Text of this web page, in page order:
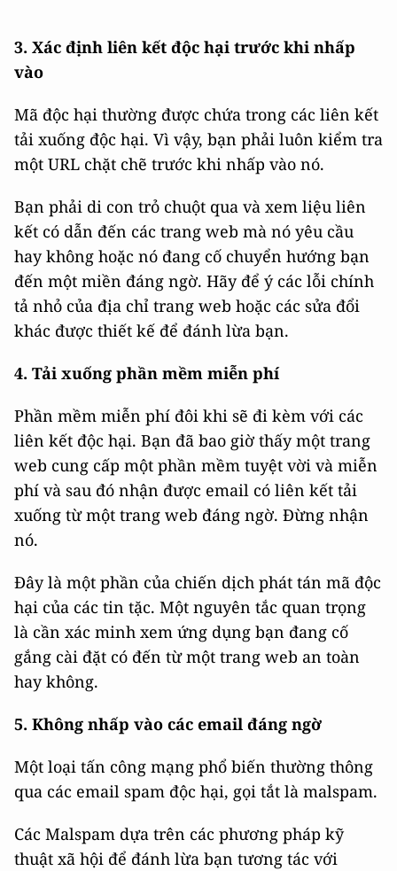
3. Xác định liên kết độc hại trước khi nhấp
vào
Mã độc hại thường được chứa trong các liên kết
tải xuống độc hại. Vì vậy, bạn phải luôn kiểm tra
một URL chặt chẽ trước khi nhấp vào nó.
Bạn phải di con trỏ chuột qua và xem liệu liên
kết có dẫn đến các trang web mà nó yêu cầu
hay không hoặc nó đang cố chuyển hướng bạn
đến một miền đáng ngờ. Hãy để ý các lỗi chính
tả nhỏ của địa chỉ trang web hoặc các sửa đổi
khác được thiết kế để đánh lừa bạn.
4. Tải xuống phần mềm miễn phí
Phần mềm miễn phí đôi khi sẽ đi kèm với các
liên kết độc hại. Bạn đã bao giờ thấy một trang
web cung cấp một phần mềm tuyệt vời và miễn
phí và sau đó nhận được email có liên kết tải
xuống từ một trang web đáng ngờ. Đừng nhận
nó.
Đây là một phần của chiến dịch phát tán mã độc
hại của các tin tặc. Một nguyên tắc quan trọng
là cần xác minh xem ứng dụng bạn đang cố
gắng cài đặt có đến từ một trang web an toàn
hay không.
5. Không nhấp vào các email đáng ngờ
Một loại tấn công mạng phổ biến thường thông
qua các email spam độc hại, gọi tắt là malspam.
Các Malspam dựa trên các phương pháp kỹ
thuật xã hội để đánh lừa bạn tương tác với